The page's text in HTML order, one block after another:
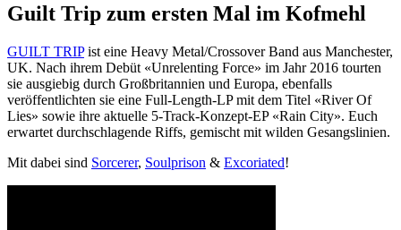
Guilt Trip zum ersten Mal im Kofmehl
GUILT TRIPist eine Heavy Metal/Crossover Band aus Manchester,
UK. Nach ihrem Debüt «Unrelenting Force» im Jahr 2016 tourten
sie ausgiebig durch Großbritannien und Europa, ebenfalls
veröffentlichten sie eine Full-Length-LP mit dem Titel «River Of
Lies» sowie ihre aktuelle 5-Track-Konzept-EP «Rain City». Euch
erwartet durchschlagende Riffs, gemischt mit wilden Gesangslinien.
Mit dabei sind Sorcerer, Soulprison & Excoriated!